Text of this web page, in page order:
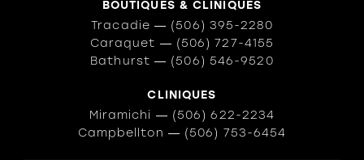
BOUTIQUES & CLINIQUES
Tracadie ― (506) 395-2280
Caraquet ― (506) 727-4155
Bathurst ― (506) 546-9520
CLINIQUES
Miramichi ― (506) 622-2234
Campbellton ― (506) 753-6454